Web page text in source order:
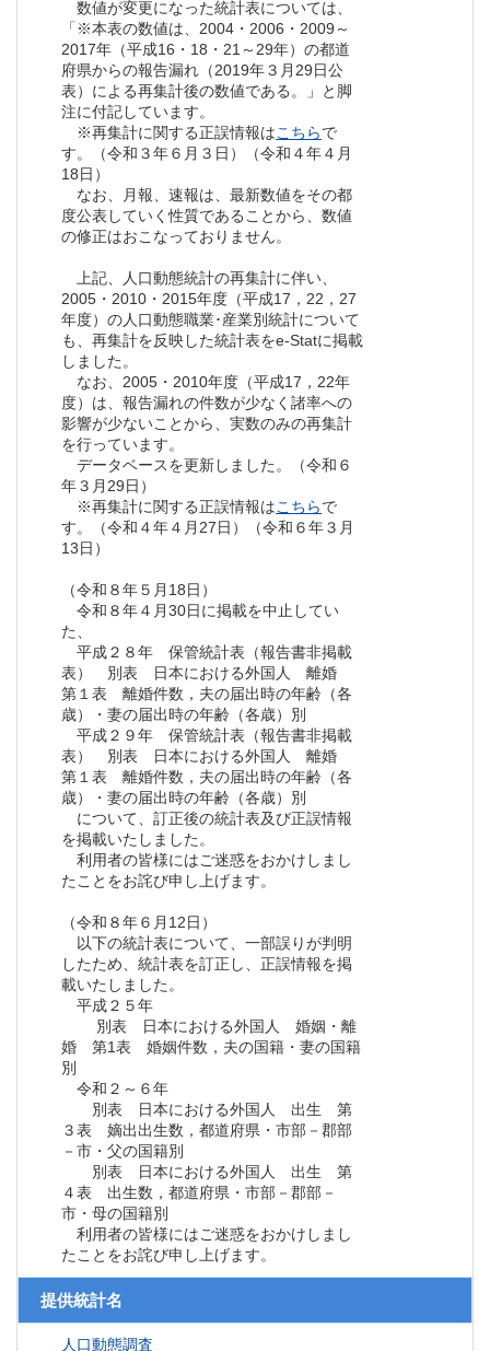
数値が変更になった統計表については、
「※本表の数値は、2004・2006・2009～
2017年（平成16・18・21～29年）の都道
府県からの報告漏れ（2019年３月29日公
表）による再集計後の数値である。」と脚
注に付記しています。
※再集計に関する正誤情報はこちらで
す。（令和３年６月３日）（令和４年４月
18日）
なお、月報、速報は、最新数値をその都
度公表していく性質であることから、数値
の修正はおこなっておりません。
上記、人口動態統計の再集計に伴い、
2005・2010・2015年度（平成17，22，27
年度）の人口動態職業･産業別統計について
も、再集計を反映した統計表をe-Statに掲載
しました。
なお、2005・2010年度（平成17，22年
度）は、報告漏れの件数が少なく諸率への
影響が少ないことから、実数のみの再集計
を行っています。
データベースを更新しました。（令和６
年３月29日）
※再集計に関する正誤情報はこちらで
す。（令和４年４月27日）（令和６年３月
13日）
（令和８年５月18日）
令和８年４月30日に掲載を中止してい
た、
平成２８年 保管統計表（報告書非掲載
表） 別表 日本における外国人 離婚
第１表 離婚件数，夫の届出時の年齢（各
歳）・妻の届出時の年齢（各歳）別
平成２９年 保管統計表（報告書非掲載
表） 別表 日本における外国人 離婚
第１表 離婚件数，夫の届出時の年齢（各
歳）・妻の届出時の年齢（各歳）別
について、訂正後の統計表及び正誤情報
を掲載いたしました。
利用者の皆様にはご迷惑をおかけしまし
たことをお詫び申し上げます。
（令和８年６月12日）
以下の統計表について、一部誤りが判明
したため、統計表を訂正し、正誤情報を掲
載いたしました。
平成２５年
別表 日本における外国人 婚姻・離
婚 第1表 婚姻件数，夫の国籍・妻の国籍
別
令和２～６年
別表 日本における外国人 出生 第
３表 嫡出出生数，都道府県・市部－郡部
－市・父の国籍別
別表 日本における外国人 出生 第
４表 出生数，都道府県・市部－郡部－
市・母の国籍別
利用者の皆様にはご迷惑をおかけしまし
たことをお詫び申し上げます。
提供統計名
人口動態調査